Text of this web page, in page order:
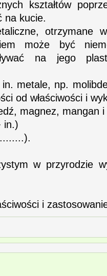
kształtów
na kucie.
otrzymane
może być
na jego
metale, np.
od właściwości i
magnez, mangan
in.)
w przyrodzie
i